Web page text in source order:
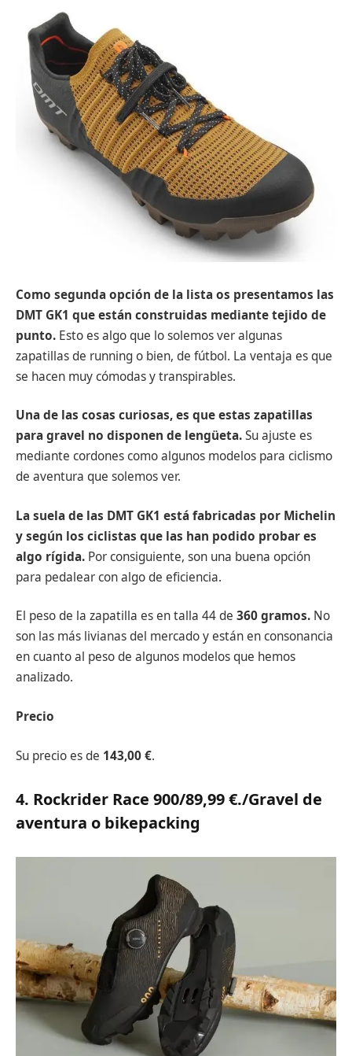
Como segunda opción de la lista os presentamos las
DMT GK1 que están construidas mediante tejido de
punto. Esto es algo que lo solemos ver algunas
zapatillas de running o bien, de fútbol. La ventaja es que
se hacen muy cómodas y transpirables.
Una de las cosas curiosas, es que estas zapatillas
para gravel no disponen de lengüeta.Su ajuste es
mediante cordones como algunos modelos para ciclismo
de aventura que solemos ver.
La suela de las DMT GK1 está fabricadas por Michelin
y según los ciclistas que las han podido probar es
algo rígida. Por consiguiente, son una buena opción
para pedalear con algo de eficiencia.
El peso de la zapatilla es en talla 44 de 360 gramos. No
son las más livianas del mercado y están en consonancia
en cuanto al peso de algunos modelos que hemos
analizado.
Precio
Su precio es de 143,00 €.
4. Rockrider Race 900/89,99 €./Gravel de
aventura o bikepacking